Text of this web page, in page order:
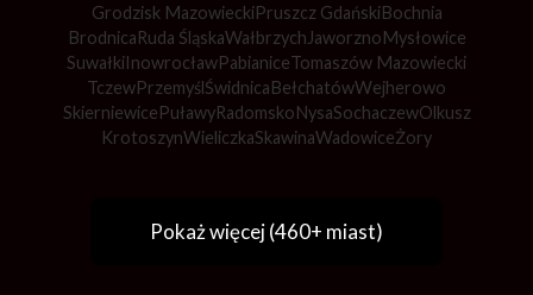
Grodzisk MazowieckiPruszcz GdańskiBochnia
BrodnicaRuda ŚląskaWałbrzych JaworznoMysłowice
SuwałkiInowrocławPabianiceTomaszów Mazowiecki
TczewPrzemyślŚwidnicaBełchatówWejherowo
SkierniewicePuławyRadomskoNysaSochaczewOlkusz
KrotoszynWieliczkaSkawinaWadowiceŻory
Pokaż więcej (460+ miast)